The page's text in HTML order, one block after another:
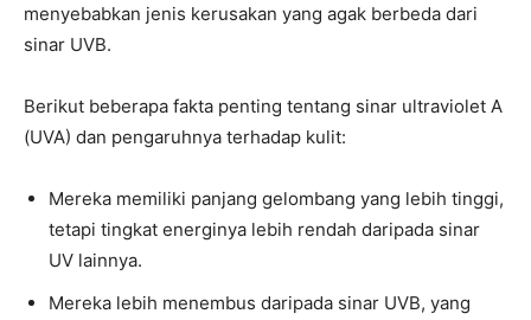
menyebabkan jenis kerusakan yang agak berbeda dari
sinar UVB.
Berikut beberapa fakta penting tentang sinar ultraviolet A
(UVA) dan pengaruhnya terhadap kulit:
Mereka memiliki panjang gelombang yang lebih tinggi,
tetapi tingkat energinya lebih rendah daripada sinar
UV lainnya.
Mereka lebih menembus daripada sinar UVB, yang